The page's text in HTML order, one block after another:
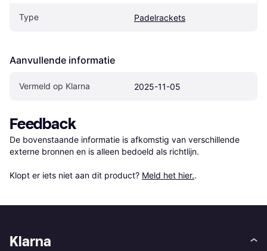
Type Padelrackets
Aanvullende informatie
Vermeld op Klarna 2025-11-05
Feedback
De bovenstaande informatie is afkomstig van verschillende
externe bronnen en is alleen bedoeld als richtlijn.
Klopt er iets niet aan dit product? Meld het hier..
Klarna